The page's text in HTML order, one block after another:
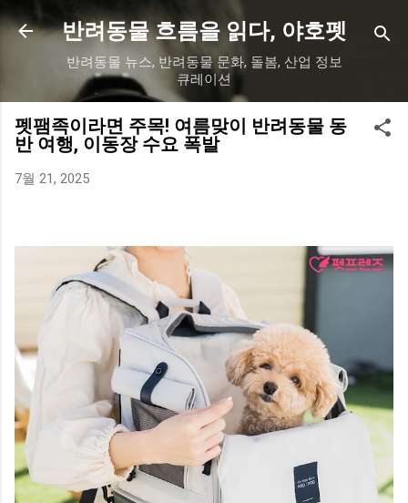
기본 콘텐츠로 건너뛰기
반려동물 흐름을 읽다, 야호펫
반려동물 뉴스, 반려동물 문화, 돌봄, 산업 정보
큐레이션
펫팸족이라면 주목! 여름맞이 반려동물 동
반 여행, 이동장 수요 폭발
7월 21, 2025